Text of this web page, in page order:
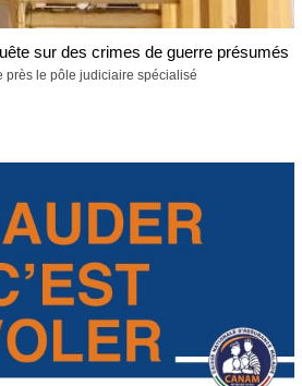
sur des crimes de guerre présumés
près le pôle judiciaire spécialisé